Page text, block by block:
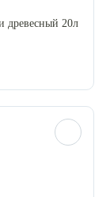
древесный 20л